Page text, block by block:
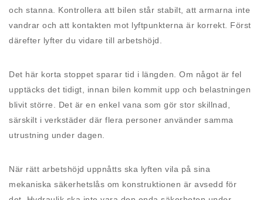
och stanna. Kontrollera att bilen står stabilt, att armarna inte
vandrar och att kontakten mot lyftpunkterna är korrekt. Först
därefter lyfter du vidare till arbetshöjd.
Det här korta stoppet sparar tid i längden. Om något är fel
upptäcks det tidigt, innan bilen kommit upp och belastningen
blivit större. Det är en enkel vana som gör stor skillnad,
särskilt i verkstäder där flera personer använder samma
utrustning under dagen.
När rätt arbetshöjd uppnåtts ska lyften vila på sina
mekaniska säkerhetslås om konstruktionen är avsedd för